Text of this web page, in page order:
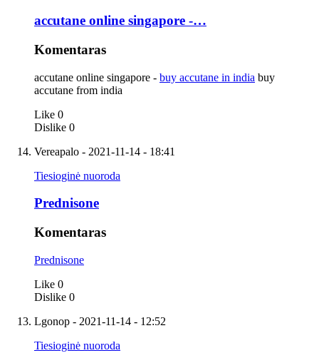
accutane online singapore -…
Komentaras
accutane online singapore - buy accutane in india buy
accutane from india
Like 0
Dislike 0
Vereapalo - 2021-11-14 - 18:41
Tiesioginė nuoroda
Prednisone
Komentaras
Prednisone
Like 0
Dislike 0
Lgonop - 2021-11-14 - 12:52
Tiesioginė nuoroda